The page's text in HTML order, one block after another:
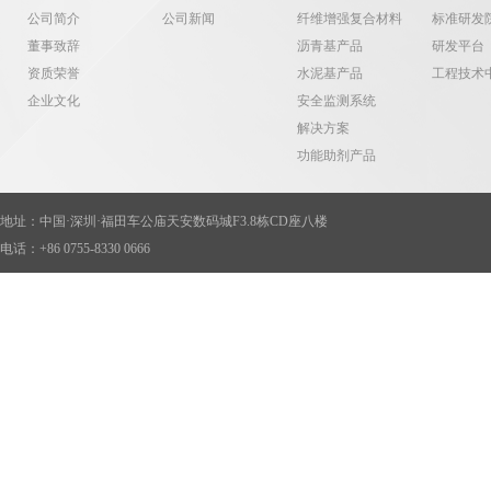
公司简介
董事致辞
资质荣誉
企业文化
公司新闻
纤维增强复合材料
沥青基产品
水泥基产品
安全监测系统
解决方案
功能助剂产品
标准研发
研发平台
工程技术
地址：中国·深圳·福田车公庙天安数码城F3.8栋CD座八楼
电话：+86 0755-8330 0666